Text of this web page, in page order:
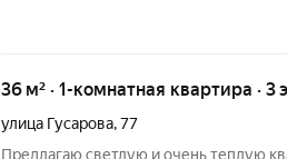
36 м² · 1-комнатная квартира · 3
улица Гусарова,77
Предлагаю светлую и очень теплую